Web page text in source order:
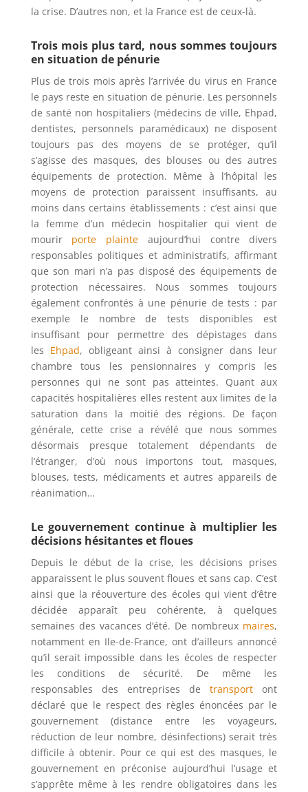
la crise. D’autres non, et la France est de ceux-là.
Trois mois plus tard, nous sommes toujours
en situation de pénurie
Plus de trois mois après l’arrivée du virus en France
le pays reste en situation de pénurie. Les personnels
de santé non hospitaliers (médecins de ville, Ehpad,
dentistes, personnels paramédicaux) ne disposent
toujours pas des moyens de se protéger, qu’il
s’agisse des masques, des blouses ou des autres
équipements de protection. Même à l’hôpital les
moyens de protection paraissent insuffisants, au
moins dans certains établissements : c’est ainsi que
la femme d’un médecin hospitalier qui vient de
mourir porte plainte aujourd’hui contre divers
responsables politiques et administratifs, affirmant
que son mari n’a pas disposé des équipements de
protection nécessaires. Nous sommes toujours
également confrontés à une pénurie de tests : par
exemple le nombre de tests disponibles est
insuffisant pour permettre des dépistages dans
les Ehpad, obligeant ainsi à consigner dans leur
chambre tous les pensionnaires y compris les
personnes qui ne sont pas atteintes. Quant aux
capacités hospitalières elles restent aux limites de la
saturation dans la moitié des régions. De façon
générale, cette crise a révélé que nous sommes
désormais presque totalement dépendants de
l’étranger, d’où nous importons tout, masques,
blouses, tests, médicaments et autres appareils de
réanimation…
Le gouvernement continue à multiplier les
décisions hésitantes et floues
Depuis le début de la crise, les décisions prises
apparaissent le plus souvent floues et sans cap. C’est
ainsi que la réouverture des écoles qui vient d’être
décidée apparaît peu cohérente, à quelques
semaines des vacances d’été. De nombreux maires,
notamment en Ile-de-France, ont d’ailleurs annoncé
qu’il serait impossible dans les écoles de respecter
les conditions de sécurité. De même les
responsables des entreprises detransport ont
déclaré que le respect des règles énoncées par le
gouvernement (distance entre les voyageurs,
réduction de leur nombre, désinfections) serait très
difficile à obtenir. Pour ce qui est des masques, le
gouvernement en préconise aujourd’hui l’usage et
s’apprête même à les rendre obligatoires dans les